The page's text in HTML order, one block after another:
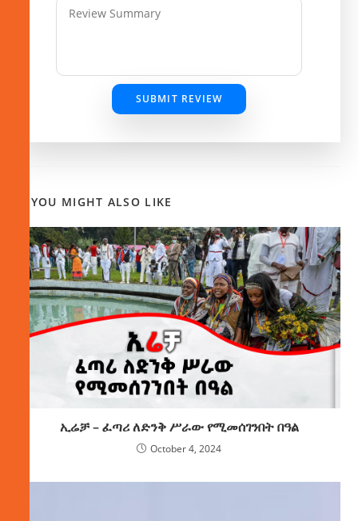
SUBMIT REVIEW
YOU MIGHT ALSO LIKE
ኢሬቻ – ፈጣሪ ለድንቅ ሥራው የሚመሰገንበት በዓል
October 4, 2024